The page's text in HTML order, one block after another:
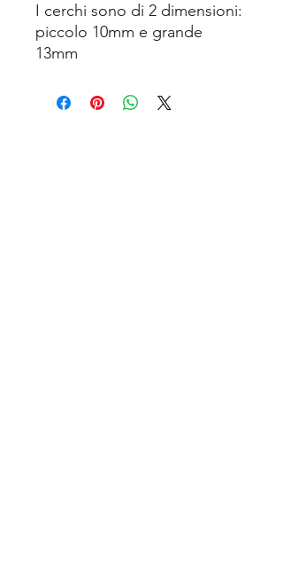
I cerchi sono di 2 dimensioni:
piccolo 10mm e grande
13mm